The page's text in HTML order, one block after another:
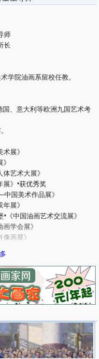
师
长
院油画系留校任教。
、意大利等欧洲九国艺术考
展》
艺术大展》
》•获优秀奖
国美术作品展》
展》
国油画艺术交流展》
学会展》
画展》
和、丁一林、胡明哲联展》
画学会小型油画巡回展》
画展》
央美术学院美术馆
展》
家肖像画展》
画学会展
油画学会展
、丁一林、李延州油画展》